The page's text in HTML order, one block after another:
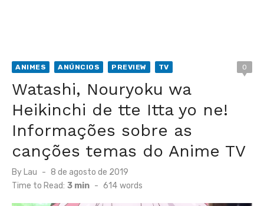
ANIMES ANÚNCIOS PREVIEW TV 0
Watashi, Nouryoku wa
Heikinchi de tte Itta yo ne!
Informações sobre as
canções temas do Anime TV
By Lau
Posted
on
8 de agosto de 2019
Time to Read: 3 min - 614 words